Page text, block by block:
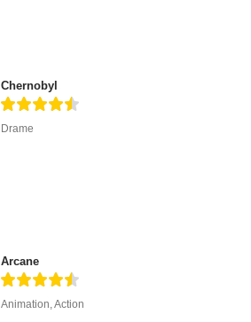
Chernobyl
Drame
Arcane
Animation,Action